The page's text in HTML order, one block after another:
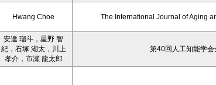
Hwang Choe The International Journal of Aging
安達 瑠斗，星野 智
紀，石塚 湖太，川上
孝介，市瀬 龍太郎
第40回人工知能学会